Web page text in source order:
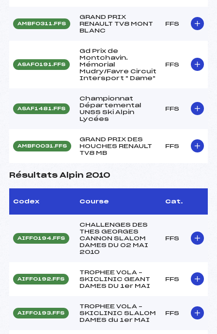
AMBF0311.FFS
GRAND PRIX
RENAULT TV8 MONT
BLANC
FFS
ASAF0191.FFS
Gd Prix de
Montchavin.
Mémorial
Mudry/Favre Circuit
Intersport " Dame"
FFS
ASAF1481.FFS
Championnat
Départemental
UNSS Ski Alpin
Lycées
FFS
AMBF0031.FFS
GRAND PRIX DES
HOUCHES RENAULT
TV8 MB
FFS
Résultats Alpin 2010
Codex Course Cat.
AIFF0194.FFS
CHALLENGES DES
THES GEORGES
CANNON SLALOM
DAMES DU 02 MAI
2010
FFS
AIFF0192.FFS
TROPHEE VOLA –
SKICLINIC GEANT
DAMES DU 1er MAI
FFS
AIFF0193.FFS
TROPHEE VOLA –
SKICLINIC SLALOM
DAMES du 1er MAI
FFS